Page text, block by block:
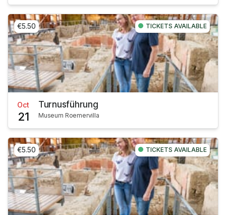
€5.50 TICKETS AVAILABLE
Oct
21
Turnusführung
Museum Roemervilla
€5.50 TICKETS AVAILABLE